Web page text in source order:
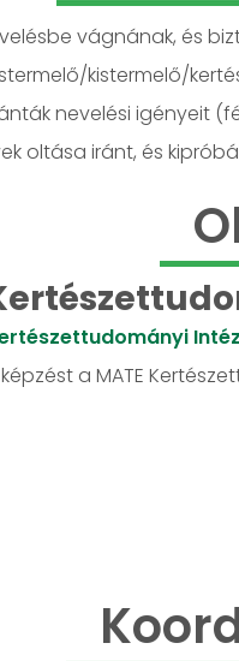
vágnának, és
kistermelő/
nevelési igényeit
oltása iránt, és
a MATE